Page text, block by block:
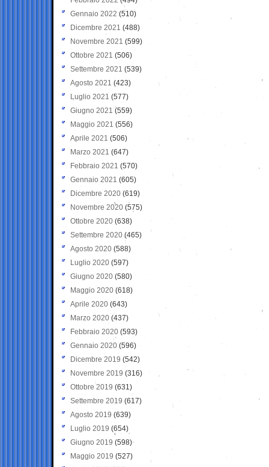
Gennaio 2022 (510)
Dicembre 2021 (488)
Novembre 2021 (599)
Ottobre 2021 (506)
Settembre 2021 (539)
Agosto 2021 (423)
Luglio 2021 (577)
Giugno 2021(559)
Maggio 2021 (556)
Aprile 2021 (506)
Marzo 2021 (647)
Febbraio 2021 (570)
Gennaio 2021 (605)
Dicembre 2020 (619)
Novembre 2020 (575)
Ottobre 2020 (638)
Settembre 2020(465)
Agosto 2020 (588)
Luglio 2020 (597)
Giugno 2020 (580)
Maggio 2020 (618)
Aprile 2020 (643)
Marzo 2020 (437)
Febbraio 2020 (593)
Gennaio 2020 (596)
Dicembre 2019 (542)
Novembre 2019 (316)
Ottobre 2019 (631)
Settembre 2019 (617)
Agosto 2019 (639)
Luglio 2019 (654)
Giugno 2019 (598)
Maggio 2019 (527)